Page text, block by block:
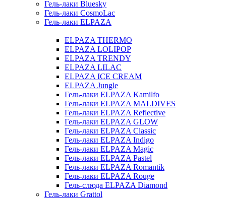
Гель-лаки Bluesky
Гель-лаки CosmoLac
Гель-лаки ELPAZA
ELPAZA THERMO
ELPAZA LOLIPOP
ELPAZA TRENDY
ELPAZA LILAC
ELPAZA IСE CREAM
ELPAZA Jungle
Гель-лаки ELPAZA Kamilfo
Гель-лаки ELPAZA MALDIVES
Гель-лаки ELPAZA Reflective
Гель-лаки ELPAZA GLOW
Гель-лаки ELPAZA Classic
Гель-лаки ELPAZA Indigo
Гель-лаки ELPAZA Magic
Гель-лаки ELPAZA Pastel
Гель-лаки ELPAZA Romantik
Гель-лаки ELPAZA Rouge
Гель-слюда ELPAZA Diamond
Гель-лаки Grattol